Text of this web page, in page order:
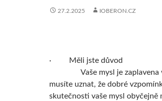
27.2.2025 IOBERON.CZ
· Měli jste důvod
Vaše mysl je zaplavena
musíte uznat, že dobré
skutečnosti vaše mysl